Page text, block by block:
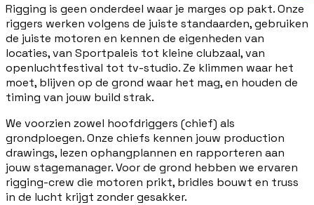
Rigging is geen onderdeel waar je marges op pakt. Onze
riggers werken volgens de juiste standaarden, gebruiken
de juiste motoren en kennen de eigenheden van
locaties, van Sportpaleis tot kleine clubzaal, van
openluchtfestival tot tv-studio. Ze klimmen waar het
moet, blijven op de grond waar het mag, en houden de
timing van jouw build strak.
We voorzien zowel hoofdriggers (chief) als
grondploegen. Onze chiefs kennen jouw production
drawings, lezen ophangplannen en rapporteren aan
jouw stagemanager. Voor de grond hebben we ervaren
rigging-crew die motoren prikt, bridles bouwt en truss
in de lucht krijgt zonder gesakker.